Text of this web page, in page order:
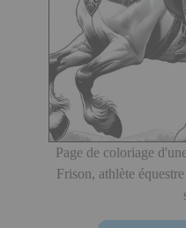
Page de coloriage
Frison, athlète